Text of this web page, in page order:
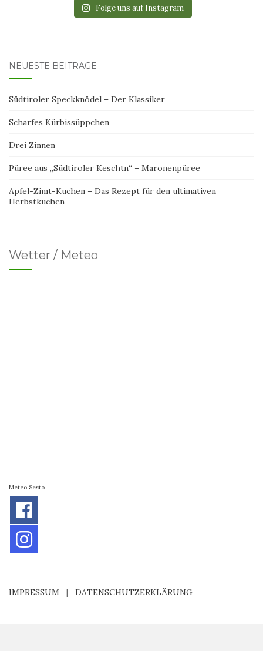
Folge uns auf Instagram
NEUESTE BEITRÄGE
Südtiroler Speckknödel – Der Klassiker
Scharfes Kürbissüppchen
Drei Zinnen
Püree aus „Südtiroler Keschtn“ – Maronenpüree
Apfel-Zimt-Kuchen – Das Rezept für den ultimativen
Herbstkuchen
Wetter / Meteo
Meteo Sesto
IMPRESSUM | DATENSCHUTZERKLÄRUNG